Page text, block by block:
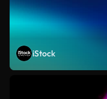
iStock